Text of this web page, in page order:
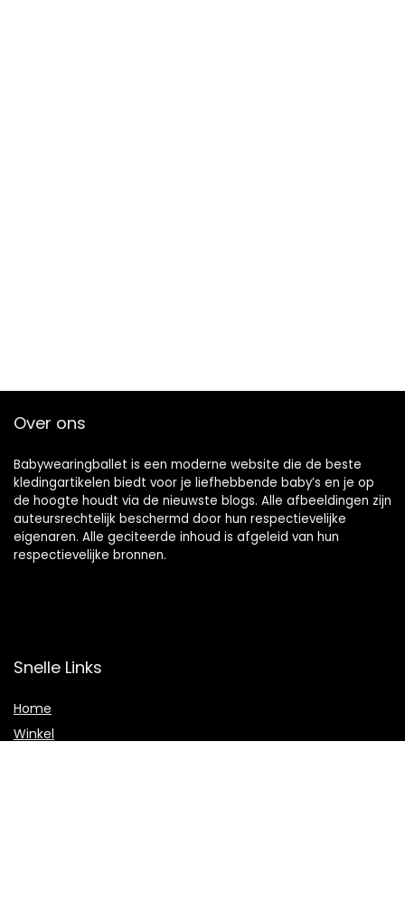
Over ons
Babywearingballet is een moderne website die de beste
kledingartikelen biedt voor je liefhebbende baby’s en je op
de hoogte houdt via de nieuwste blogs. Alle afbeeldingen zijn
auteursrechtelijk beschermd door hun respectievelijke
eigenaren. Alle geciteerde inhoud is afgeleid van hun
respectievelijke bronnen.
Snelle Links
Home
Winkel